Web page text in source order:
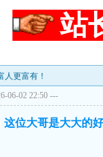
站
人更富有！
06-02 22:50 ---
这位大哥是大大的